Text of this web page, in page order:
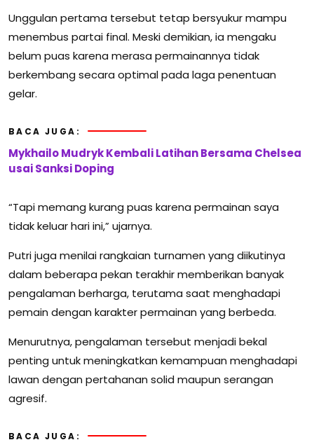
Unggulan pertama tersebut tetap bersyukur mampu
menembus partai final. Meski demikian, ia mengaku
belum puas karena merasa permainannya tidak
berkembang secara optimal pada laga penentuan
gelar.
BACA JUGA:
Mykhailo Mudryk Kembali Latihan Bersama Chelsea
usai Sanksi Doping
“Tapi memang kurang puas karena permainan saya
tidak keluar hari ini,” ujarnya.
Putri juga menilai rangkaian turnamen yang diikutinya
dalam beberapa pekan terakhir memberikan banyak
pengalaman berharga, terutama saat menghadapi
pemain dengan karakter permainan yang berbeda.
Menurutnya, pengalaman tersebut menjadi bekal
penting untuk meningkatkan kemampuan menghadapi
lawan dengan pertahanan solid maupun serangan
agresif.
BACA JUGA: